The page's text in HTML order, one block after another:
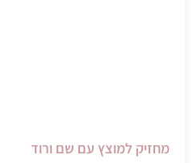
מחזיק למוצץ עם שם ורוד